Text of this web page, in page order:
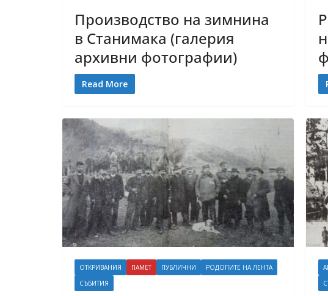
Производство на зимнина
в Станимака (галерия
архивни фотографии)
Read More
ОТКРИВАНИЯ ПАМЕТ ПУБЛИЧНИ
РОДОПИТЕ НА ЛЕНТА
СЪБИТИЯ